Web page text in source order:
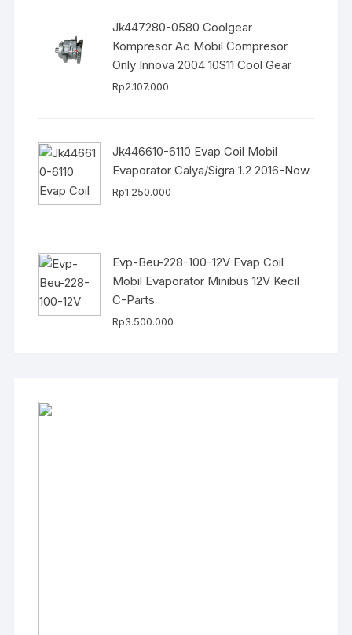
Jk447280-0580 Coolgear
Kompresor Ac Mobil Compresor
Only Innova 2004 10S11 Cool Gear
Rp2.107.000
Jk446610-6110 Evap Coil Mobil
Evaporator Calya/Sigra 1.2 2016-Now
Rp1.250.000
Evp-Beu-228-100-12V Evap Coil
Mobil Evaporator Minibus 12V Kecil
C-Parts
Rp3.500.000